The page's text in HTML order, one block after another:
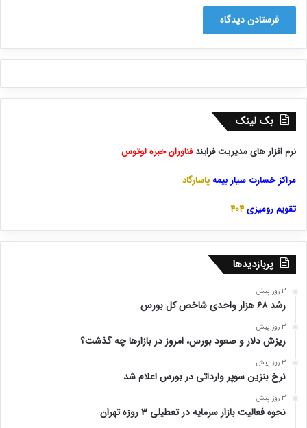
بک لینک
نرم افزار های مدیریت فرایندفناوران خبره لوتوس
مراکز خسارت سیار بیمهپاسارگاد
تقویم رومیزی404
پربازدیدها
3 روز پیش
رشد ۶۸ هزار واحدی شاخص کل بورس
3 روز پیش
ریزش دلار و صعود بورس، امروز در بازارها چه گذشت؟
3 روز پیش
نرخ بنزین سوپر وارداتی در بورس اعلام شد
3 روز پیش
نحوه فعالیت بازار سرمایه در تعطیلی ۳ روزه تهران